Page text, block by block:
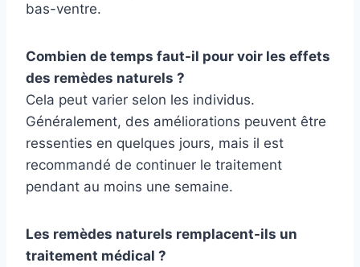
bas-ventre.
Combien de temps faut-il pour voir les effets
des remèdes naturels ?
Cela peut varier selon les individus.
Généralement, des améliorations peuvent être
ressenties en quelques jours, mais il est
recommandé de continuer le traitement
pendant au moins une semaine.
Les remèdes naturels remplacent-ils un
traitement médical ?